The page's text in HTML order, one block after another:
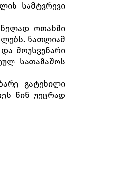
სამტვრევი
ოთახში
ნათლიამ
მოუსვენარი
სათამაშოს
გატეხილი
წინ უეცრად